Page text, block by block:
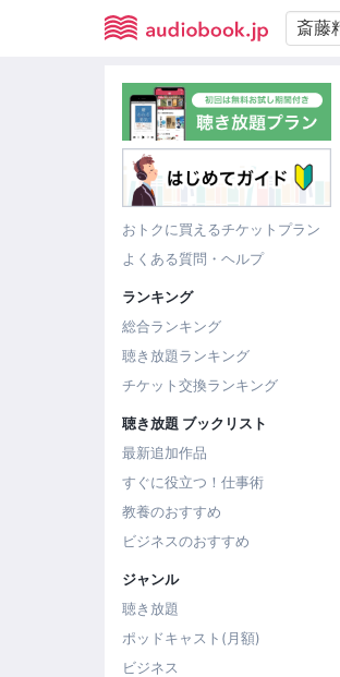
おトクに買えるチケットプラン
よくある質問・ヘルプ
ランキング
総合ランキング
聴き放題ランキング
チケット交換ランキング
聴き放題 ブックリスト
最新追加作品
すぐに役立つ！仕事術
教養のおすすめ
ビジネスのおすすめ
ジャンル
聴き放題
ポッドキャスト(月額)
ビジネス